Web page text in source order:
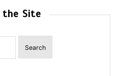
the Site